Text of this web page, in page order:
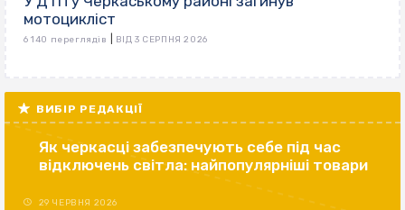
мотоцикліст
6 140 переглядів ВІД 3 СЕРПНЯ 2026
ВИБІР РЕДАКЦІЇ
Як черкасці забезпечують себе під час
відключень світла: найпопулярніші товари
29 ЧЕРВНЯ 2026